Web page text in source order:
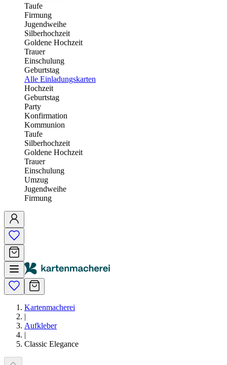
Taufe
Firmung
Jugendweihe
Silberhochzeit
Goldene Hochzeit
Trauer
Einschulung
Geburtstag
Alle Einladungskarten
Hochzeit
Geburtstag
Party
Konfirmation
Kommunion
Taufe
Silberhochzeit
Goldene Hochzeit
Trauer
Einschulung
Umzug
Jugendweihe
Firmung
Kartenmacherei
|
Aufkleber
|
Classic Elegance